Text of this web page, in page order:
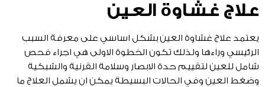
علاج غشاوة العين
يعتمد علاج غشاوة العين بشكل اساسي على معرفة السبب
الرئيسي وراءها ولذلك تكون الخطوة الاولى هي اجراء فحص
شامل للعين لتقييم حدة الابصار وسلامة القرنية والشبكية
وضغط العين وفي الحالات البسيطة يمكن ان يشمل العلاج ما